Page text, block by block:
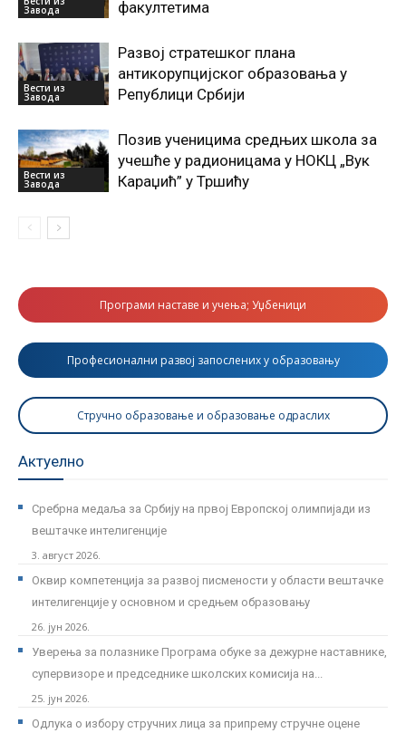
Завода
факултетима
Вести из
Завода
Развој стратешког плана
антикорупцијског образовања у
Републици Србији
Вести из
Завода
Позив ученицима средњих школа за
учешће у радионицама у НОКЦ „Вук
Караџић” у Тршићу
Програми наставе и учења; Уџбеници
Професионални развој запослених у образовању
Стручно образовање и образовање одраслих
Актуелно
Сребрна медаља за Србију на првој Европској олимпијади из
вештачке интелигенције
3. август 2026.
Оквир компетенција за развој писмености у области вештачке
интелигенције у основном и средњем образовању
26. јун 2026.
Уверења за полазнике Програмa обуке за дежурне наставнике,
супервизоре и председнике школских комисија на...
25. јун 2026.
Одлука о избору стручних лица за припрему стручне оцене